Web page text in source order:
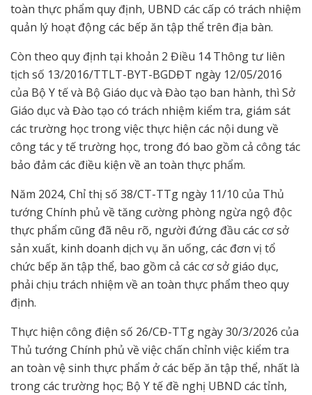
toàn thực phẩm quy định, UBND các cấp có trách nhiệm
quản lý hoạt động các bếp ăn tập thể trên địa bàn.
Còn theo quy định tại khoản 2 Điều 14 Thông tư liên
tịch số 13/2016/TTLT-BYT-BGDĐT ngày 12/05/2016
của Bộ Y tế và Bộ Giáo dục và Đào tạo ban hành, thì Sở
Giáo dục và Đào tạo có trách nhiệm kiểm tra, giám sát
các trường học trong việc thực hiện các nội dung về
công tác y tế trường học, trong đó bao gồm cả công tác
bảo đảm các điều kiện về an toàn thực phẩm.
Năm 2024, Chỉ thị số 38/CT-TTg ngày 11/10 của Thủ
tướng Chính phủ về tăng cường phòng ngừa ngộ độc
thực phẩm cũng đã nêu rõ, người đứng đầu các cơ sở
sản xuất, kinh doanh dịch vụ ăn uống, các đơn vị tổ
chức bếp ăn tập thể, bao gồm cả các cơ sở giáo dục,
phải chịu trách nhiệm về an toàn thực phẩm theo quy
định.
Thực hiện công điện số 26/CĐ-TTg ngày 30/3/2026 của
Thủ tướng Chính phủ về việc chấn chỉnh việc kiểm tra
an toàn vệ sinh thực phẩm ở các bếp ăn tập thể, nhất là
trong các trường học; Bộ Y tế đề nghị UBND các tỉnh,